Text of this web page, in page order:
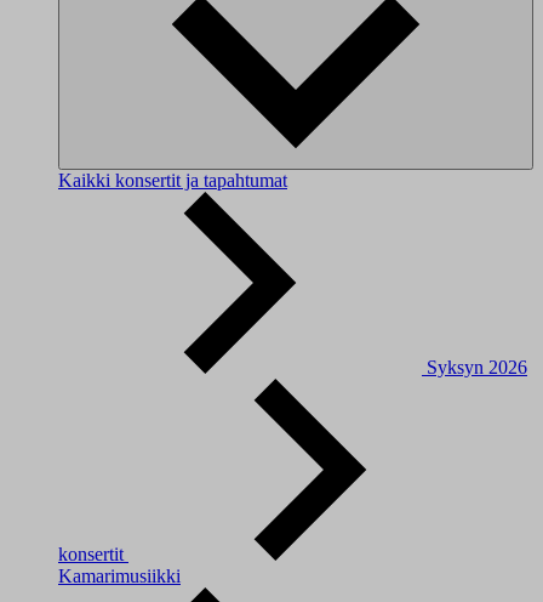
Kaikki konsertit ja tapahtumat
Syksyn 2026
konsertit
Kamarimusiikki